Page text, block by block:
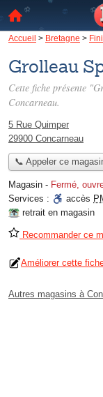
Accueil > Bretagne >
Grolleau
Cette fiche présente
Concarneau.
5 Rue Quimper
29900 Concarneau
📞 Appeler ce
Magasin - Fermé,
Services :
accès
retrait en magasin
Recommander ce
Améliorer cette
Autres magasins à